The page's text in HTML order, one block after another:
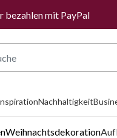
bezahlen mit PayPal
Nachhaltigkeit
Weihnachtsdekoration